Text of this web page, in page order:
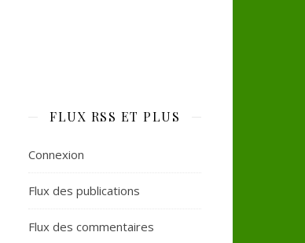
FLUX RSS ET PLUS
Connexion
Flux des publications
Flux des commentaires